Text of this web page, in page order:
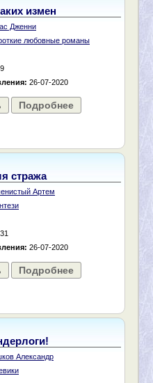
измен
Дженни
любовные романы
26-07-2020
Подробнее
стража
Артем
26-07-2020
Подробнее
Александр